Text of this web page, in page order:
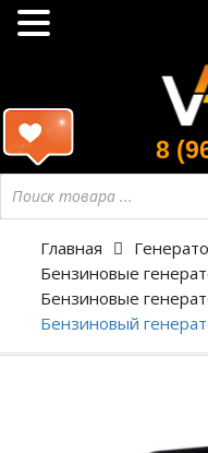
8
Главная
Бензиновые
Бензиновые
Бензиновый